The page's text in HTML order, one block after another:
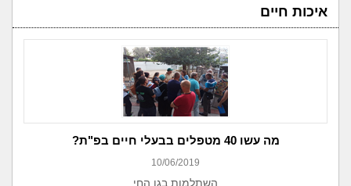
איכות חיים
מה עשו 40 מטפלים בבעלי חיים בפ"ת?
10/06/2019
השתלמות בגן החי